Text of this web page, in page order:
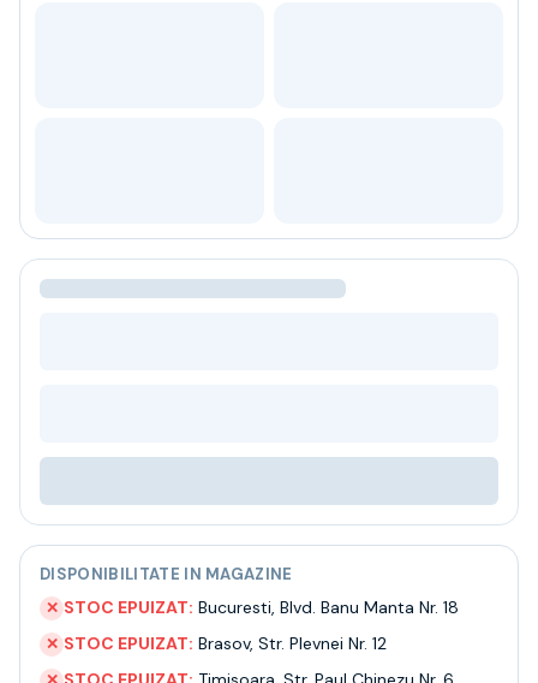
Ceai
Bacanie
BLACK FRIDAY
Contact
Termeni si conditii
Politica de confidentialitate
Intrebari frecvente
DISPONIBILITATE IN MAGAZINE
✕ STOC EPUIZAT: Bucuresti, Blvd. Banu Manta Nr. 18
✕ STOC EPUIZAT: Brasov, Str. Plevnei Nr. 12